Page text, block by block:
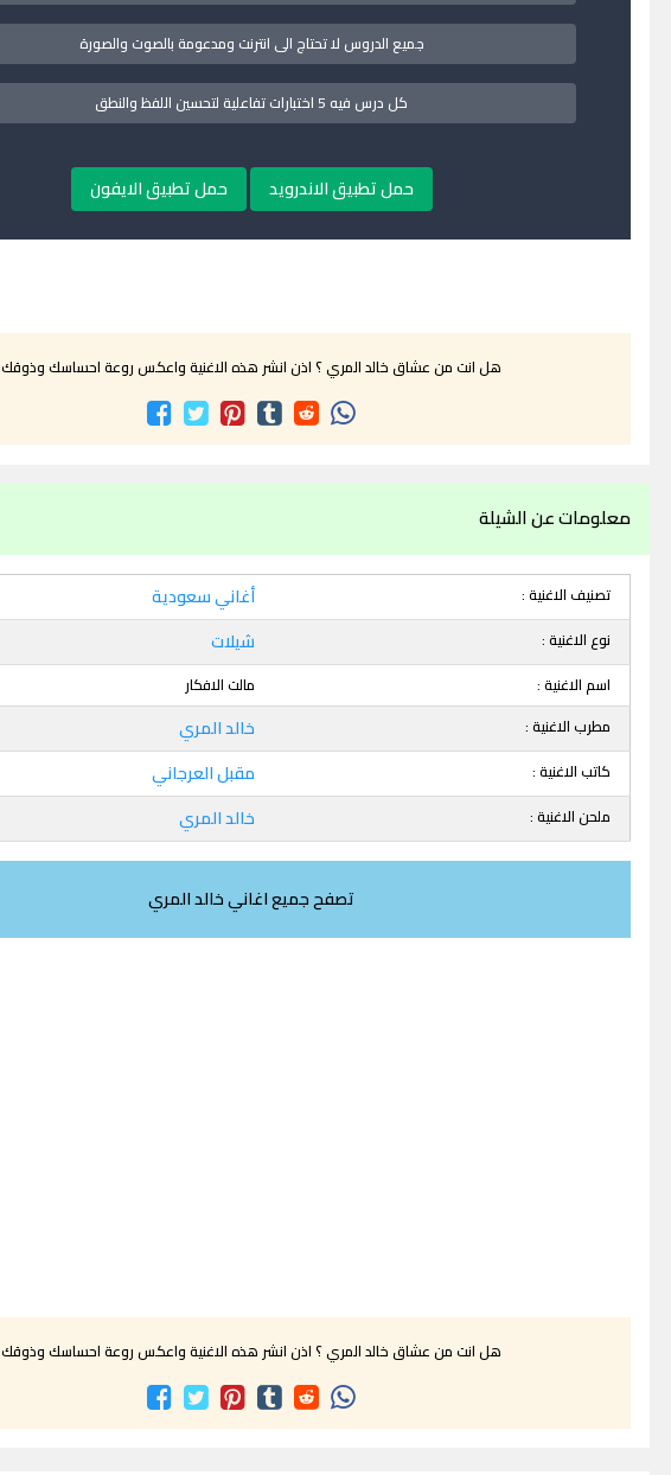
جميع الدروس لا تحتاج الى انترنت ومدعومة بالصوت والصورة
كل درس فيه 5 اختبارات تفاعلية لتحسين اللفظ والنطق
حمل تطبيق الاندرويد حمل تطبيق الايفون
هل انت من عشاق خالد المري ؟ اذن انشر هذه الاغنية واعكس روعة احساسك وذوقك
معلومات عن الشيلة
تصنيف الاغنية : أغاني سعودية
نوع الاغنية : شيلات
اسم الاغنية :
مالت الافكار
مطرب الاغنية :
خالد المري
كاتب الاغنية : مقبل العرجاني
ملحن الاغنية : خالد المري
تصفح جميع اغاني خالد المري
هل انت من عشاق خالد المري ؟ اذن انشر هذه الاغنية واعكس روعة احساسك وذوقك